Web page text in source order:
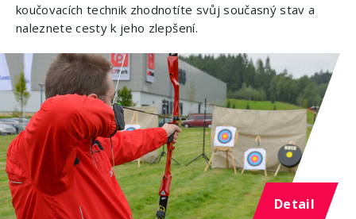
koučovacích technik zhodnotíte svůj současný stav a
naleznete cesty k jeho zlepšení.
Detail